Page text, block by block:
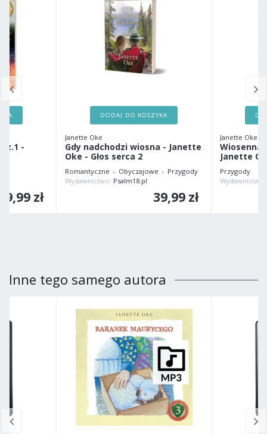
-
zł
DODAJ DO KOSZYKA
Janette Oke
Gdy nadchodzi wiosna - Janette
Oke - Głos serca 2
Romantyczne Obyczajowe
Przygody
Wydawnictwo: Psalm18.pl
39,99 zł
Janette Oke
Wiosenna
Janette
Przygody
Inne tego samego autora